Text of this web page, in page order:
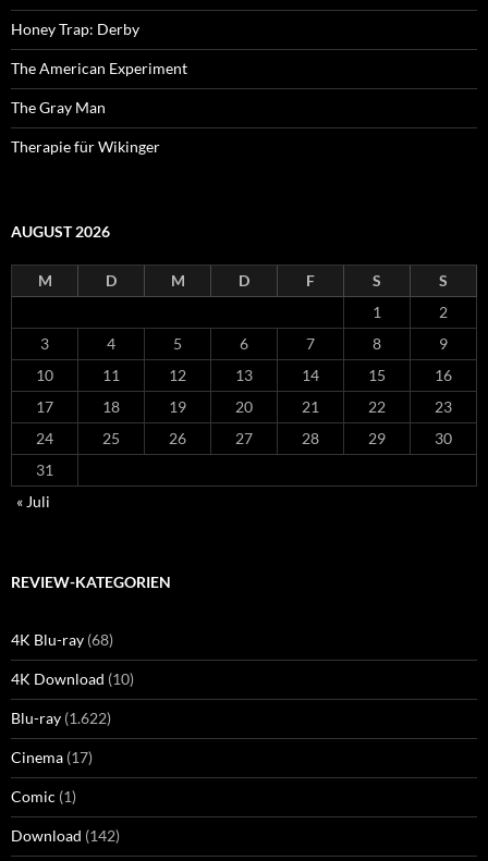
Honey Trap: Derby
The American Experiment
The Gray Man
Therapie für Wikinger
AUGUST 2026
M D M D F S
S
1
2
3
4 5 6 7 8
9
10
11 12 13 14 15
16
17
18 19 20 21 22
23
24
25 26 27 28 29
30
31
« Juli
REVIEW-KATEGORIEN
4K Blu-ray (68)
4K Download (10)
Blu-ray (1.622)
Cinema (17)
Comic (1)
Download (142)